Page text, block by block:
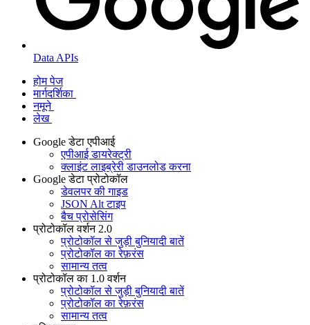
Data APIs
होम पेज
मार्गदर्शिका
नमूने
लेख
Google डेटा एपीआई
एपीआई डायरेक्ट्री
क्लाइंट लाइब्रेरी डाउनलोड करना
Google डेटा प्रोटोकॉल
डेवलपर की गाइड
JSON Alt टाइप
बैच प्रोसेसिंग
प्रोटोकॉल वर्शन 2.0
प्रोटोकॉल से जुड़ी बुनियादी बातें
प्रोटोकॉल का रेफ़रंस
सामान्य तत्व
प्रोटोकॉल का 1.0 वर्शन
प्रोटोकॉल से जुड़ी बुनियादी बातें
प्रोटोकॉल का रेफ़रंस
सामान्य तत्व